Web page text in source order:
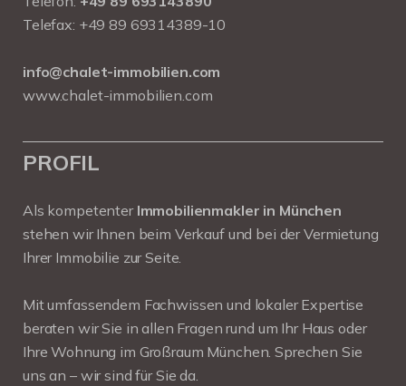
Telefax: +49 89 69314389-10
info@chalet-immobilien.com
www.chalet-immobilien.com
PROFIL
Als kompetenter Immobilienmakler in München
stehen wir Ihnen beim Verkauf und bei der Vermietung
Ihrer Immobilie zur Seite.
Mit umfassendem Fachwissen und lokaler Expertise
beraten wir Sie in allen Fragen rund um Ihr Haus oder
Ihre Wohnung im Großraum München. Sprechen Sie
uns an – wir sind für Sie da.